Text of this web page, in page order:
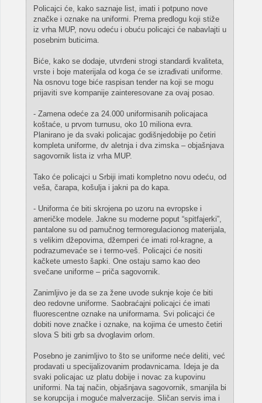
Policajci će, kako saznaje list, imati i potpuno nove
značke i oznake na uniformi. Prema predlogu koji stiže
iz vrha MUP, novu odeću i obuću policajci će nabavlajti u
posebnim buticima.
Biće, kako se dodaje, utvrđeni strogi standardi kvaliteta,
vrste i boje materijala od koga će se izrađivati uniforme.
Na osnovu toge biće raspisan tender na koji se mogu
prijaviti sve kompanije zainteresovane za ovaj posao.
- Zamena odeće za 24.000 uniformisanih policajaca
koštaće, u prvom turnusu, oko 10 miliona evra.
Planirano je da svaki policajac godišnjedobije po četiri
kompleta uniforme, dv aletnja i dva zimska – objašnjava
sagovornik lista iz vrha MUP.
Tako će policajci u Srbiji imati kompletno novu odeću, od
veša, čarapa, košulja i jakni pa do kapa.
- Uniforma će biti skrojena po uzoru na evropske i
američke modele. Jakne su moderne poput “spitfajerki”,
pantalone su od pamučnog termoregulacionog materijala,
s velikim džepovima, džemperi će imati rol-kragne, a
podrazumevaće se i termo-veš. Policajci će nositi
kačkete umesto šapki. One ostaju samo kao deo
svečane uniforme – priča sagovornik.
Zanimljivo je da se za žene uvode suknje koje će biti
deo redovne uniforme. Saobraćajni policajci će imati
fluorescentne oznake na uniformama. Svi policajci će
dobiti nove značke i oznake, na kojima će umesto četiri
slova S biti grb sa dvoglavim orlom.
Posebno je zanimljivo to što se uniforme neće deliti, već
prodavati u specijalizovanim prodavnicama. Ideja je da
svaki policajac uz platu dobije i novac za kupovinu
uniformi. Na taj način, objašnjava sagovornik, smanjila bi
se korupcija i moguće malverzacije. Sličan servis ima i